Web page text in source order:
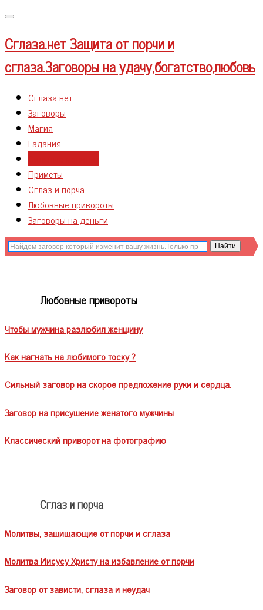
Меню
Сглаза.нетЗащита от порчи и
сглаза.Заговоры на удачу,богатство,любовь
Сглаза нет
Заговоры
Магия
Гадания
Приметы
Сглаз и порча
Любовные привороты
Заговоры на деньги
Любовные привороты
Чтобы мужчина разлюбил женщину
Как нагнать на любимого тоску ?
Сильный заговор на скорое предложение руки и сердца.
Заговор на присушение женатого мужчины
Классический приворот на фотографию
Сглаз и порча
Молитвы, защищающие от порчи и сглаза
Молитва Иисусу Христу на избавление от порчи
Заговор от зависти, сглаза и неудач